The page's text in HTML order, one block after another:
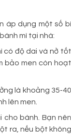
áp dụng một số bí
mì tại nhà:
có độ dai và nở tốt
bảo men còn hoạt
là khoảng 35-40
lên men.
bánh. Bạn nên
ra, nếu bột không